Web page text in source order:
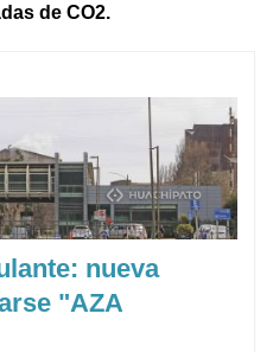
de CO2.
nueva
"AZA